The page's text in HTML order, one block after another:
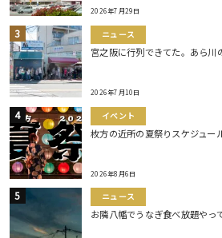
2026年7月29日
ニュース
宮之阪に行列できてた。あら川
2026年7月10日
イベント
枚方の近所の夏祭りスケジュー
2026年8月6日
ニュース
お隣八幡でうなぎ食べ放題やっ